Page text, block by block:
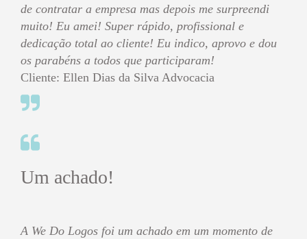
de contratar a empresa mas depois me surpreendi
muito! Eu amei! Super rápido, profissional e
dedicação total ao cliente! Eu indico, aprovo e dou
os parabéns a todos que participaram!
Cliente: Ellen Dias da Silva Advocacia
Um achado!
A We Do Logos foi um achado em um momento de